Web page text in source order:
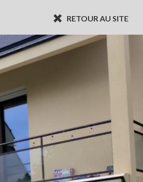
RETOUR AU SITE